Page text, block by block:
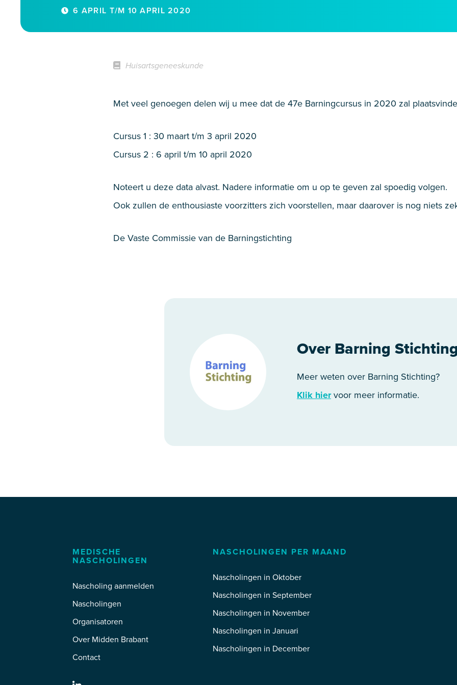
6 APRIL T/M 10 APRIL 2020
Huisartsgeneeskunde
Met veel genoegen delen wij u mee dat de 47e Barningcursus in 2020 zal
Cursus 1 : 30 maart t/m 3 april 2020
Cursus 2 : 6 april t/m 10 april 2020
Noteert u deze data alvast. Nadere informatie om u op te geven zal spoedig volgen.
Ook zullen de enthousiaste voorzitters zich voorstellen, maar daarover is nog niets
De Vaste Commissie van de Barningstichting
Over Barning
Meer weten over Barning Stichting?
Klik hiervoor meer informatie.
MEDISCHE
NASCHOLINGEN
Nascholing aanmelden
Nascholingen
Organisatoren
Over Midden Brabant
Contact
NASCHOLINGEN PER MAAND
Nascholingen in Oktober
Nascholingen in September
Nascholingen in November
Nascholingen in Januari
Nascholingen in December